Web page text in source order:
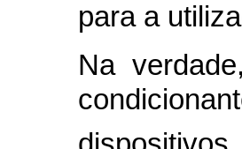
para a
Na